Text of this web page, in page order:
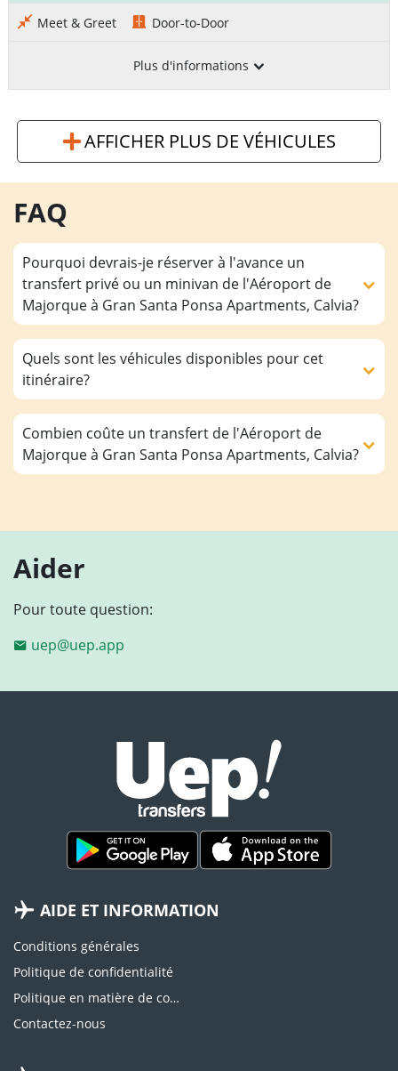
Meet & Greet Door-to-Door
Plus d'informations
AFFICHER PLUS DE VÉHICULES
FAQ
Pourquoi devrais-je réserver à l'avance un
transfert privé ou un minivan de l'Aéroport de
Majorque à Gran Santa Ponsa Apartments, Calvia?
Quels sont les véhicules disponibles pour cet
itinéraire?
Combien coûte un transfert de l'Aéroport de
Majorque à Gran Santa Ponsa Apartments, Calvia?
Aider
Pour toute question:
uep@uep.app
AIDE ET INFORMATION
Conditions générales
Politique de confidentialité
Politique en matière de cookies
Contactez-nous